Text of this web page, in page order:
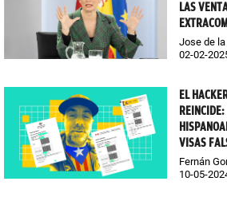
LAS
Jose de
02-02-
EL
VISAS
Fernán
10-05-